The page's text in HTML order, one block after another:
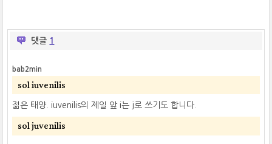
댓글 1
bab2min
sol iuvenilis
젊은 태양. iuvenilis의 제일 앞 i는 j로 쓰기도 합니다.
sol juvenilis